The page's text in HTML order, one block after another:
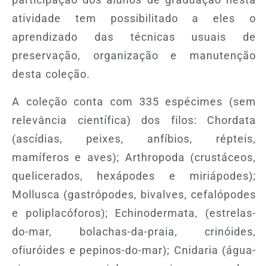
atividade tem possibilitado a eles o
aprendizado das técnicas usuais de
preservação, organização e manutenção
desta coleção.
A coleção conta com 335 espécimes (sem
relevância científica) dos filos: Chordata
(ascídias, peixes, anfíbios, répteis,
mamíferos e aves); Arthropoda (crustáceos,
quelicerados, hexápodes e miriápodes);
Mollusca (gastrópodes, bivalves, cefalópodes
e poliplacóforos); Echinodermata, (estrelas-
do-mar, bolachas-da-praia, crinóides,
ofiuróides e pepinos-do-mar); Cnidaria (água-